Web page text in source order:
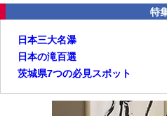
特
日本三大名瀑
日本の滝百選
茨城県7つの必見スポット